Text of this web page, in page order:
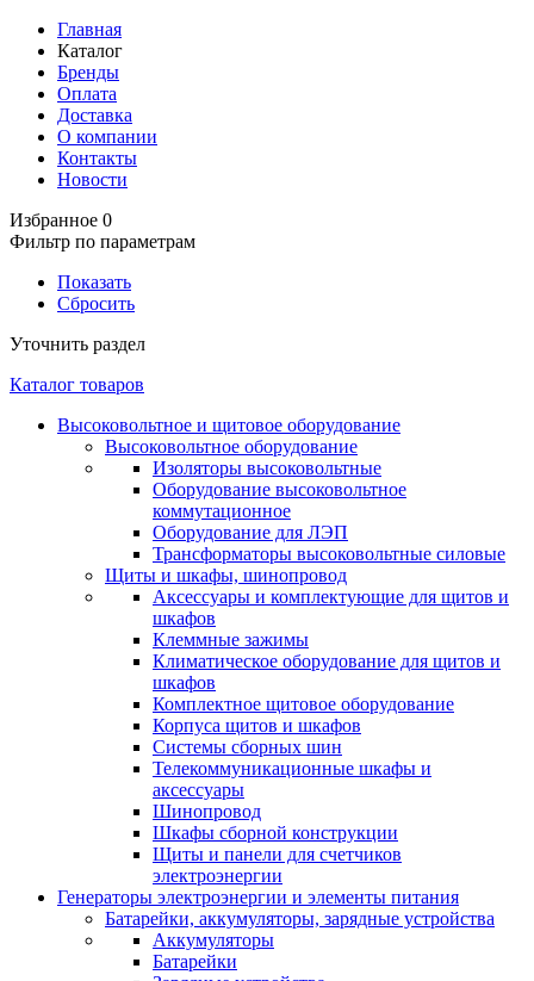
Главная
Каталог
Бренды
Оплата
Доставка
О компании
Контакты
Новости
Избранное 0
Фильтр по параметрам
Показать
Сбросить
Уточнить раздел
Каталог товаров
Высоковольтное и щитовое оборудование
Высоковольтное оборудование
Изоляторы высоковольтные
Оборудование высоковольтное
коммутационное
Оборудование для ЛЭП
Трансформаторы высоковольтные силовые
Щиты и шкафы, шинопровод
Аксессуары и комплектующие для щитов и
шкафов
Клеммные зажимы
Климатическое оборудование для щитов и
шкафов
Комплектное щитовое оборудование
Корпуса щитов и шкафов
Системы сборных шин
Телекоммуникационные шкафы и
аксессуары
Шинопровод
Шкафы сборной конструкции
Щиты и панели для счетчиков
электроэнергии
Генераторы электроэнергии и элементы питания
Батарейки, аккумуляторы, зарядные устройства
Аккумуляторы
Батарейки